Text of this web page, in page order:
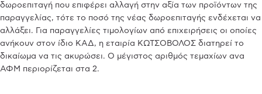
δωροεπιταγή που επιφέρει αλλαγή στην αξία των προϊόντων της
παραγγελίας, τότε το ποσό της νέας δωροεπιταγής ενδέχεται να
αλλάξει. Για παραγγελίες τιμολογίων από επιχειρήσεις οι οποίες
ανήκουν στον ίδιο ΚΑΔ, η εταιρία ΚΩΤΣΟΒΟΛΟΣ διατηρεί το
δικαίωμα να τις ακυρώσει. Ο μέγιστος αριθμός τεμαχίων ανα
ΑΦΜ περιορίζεται στα 2.